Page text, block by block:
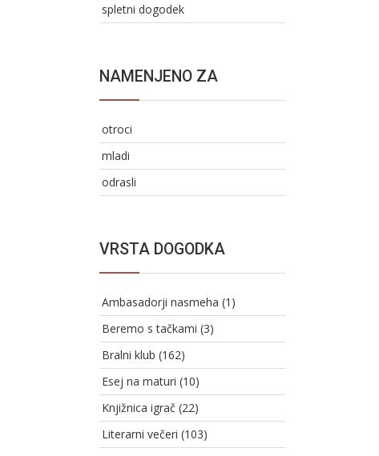
spletni dogodek
NAMENJENO ZA
otroci
mladi
odrasli
VRSTA DOGODKA
Ambasadorji nasmeha (1)
Beremo s tačkami (3)
Bralni klub (162)
Esej na maturi (10)
Knjižnica igrač (22)
Literarni večeri (103)